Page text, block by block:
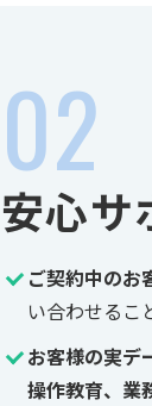
安心サ
ご契約中のお
い合わせるこ
お客様の実デ
操作教育、業